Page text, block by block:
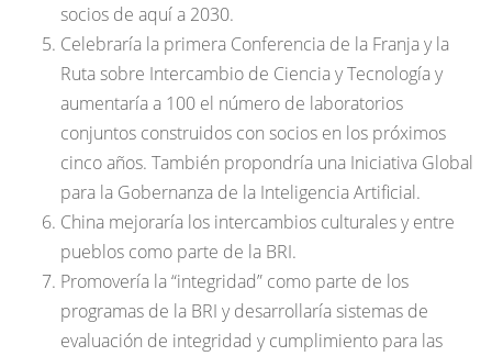
socios de aquí a 2030.
Celebraría la primera Conferencia de la Franja y la
Ruta sobre Intercambio de Ciencia y Tecnología y
aumentaría a 100 el número de laboratorios
conjuntos construidos con socios en los próximos
cinco años. También propondría una Iniciativa Global
para la Gobernanza de la Inteligencia Artificial.
China mejoraría los intercambios culturales y entre
pueblos como parte de la BRI.
Promovería la “integridad” como parte de los
programas de la BRI y desarrollaría sistemas de
evaluación de integridad y cumplimiento para las